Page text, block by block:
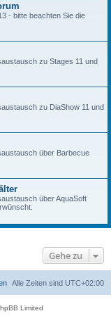
- bitte beachten Sie die
zu Stages 11 und
zu DiaShow 11 und
über Barbecue
über AquaSoft
Gehe zu
Alle Zeiten sind UTC+02:00
Limited